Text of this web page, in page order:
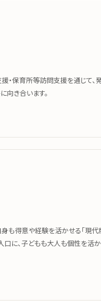
・保育所等訪問支援を通じて、
向き合います。
も得意や経験を活かせる「現代
口に、子どもも大人も個性を活